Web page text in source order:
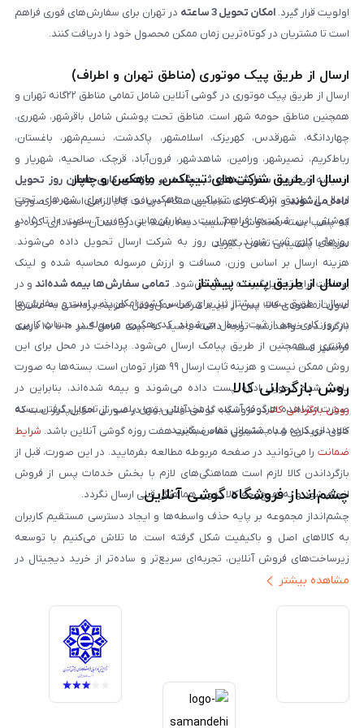
اولویت قرار گیرد. امکان تحویل 3 ساعته
در تهران برای سفارش‌های فوری فراهم
است تا مشتریان در کوتاه‌ترین زمان ممکن محصول خود را دریافت کنند.
ارسال از طریق پیک موتوری (مناطق تهران و اطراف)
ارسال از طریق پیک موتوری در گوشی آنلاین شامل تمامی مناطق ۲۲گانه تهران و
همچنین مناطق حومه شهر است. مناطق تحت پوشش شامل باقرشهر، شهرری،
چهاردانگه، شهرقدس، کهریزک، اسلامشهر، پاکدشت، نسیم‌شهر، باغستان،
رباط‌کریم، نصیرشهر، ورامین، شاهدشهر، فرون‌آباد، قرچک، صالحیه، شهریار و
اندیشه می‌شود. سفارش‌های ثبت‌شده در روزهای کاری همان روز تحویل
داده می‌شوندو ارائه کارت شناسایی هنگام دریافت کالا الزامی است. در صورتی
که پلمپ بسته مخدوش یا آسیب دیده باشد، از دریافت آن خودداری کرده و
سریعاً با پشتیبانی تماس بگیرید.
ارسال از طریق شرکت‌های تیپاکس، ماهکس و چاپار
ارسال از طریق شرکت‌های تیپاکس، ماهکس و چاپار برای شهرهای تحت
پوشش این شرکت‌ها فراهم است. سفارش‌هایی که بین ساعت ۱۰ تا ۱۵ در
روزهای کاری ثبت شوند، همان روز به شرکت ارسال تحویل داده می‌شوند.
هزینه ارسال بر اساس وزن، مسافت و ارزش مرسوله محاسبه شده و لینک
پرداخت برای تحویل‌گیرنده ارسال می‌شود. تمامی سفارش‌ها بیمه شده‌اند و در
صورت مفقودی کالا، پس از تایید شرکت حمل‌ونقل، هزینه پرداختی به مشتری
بازگردانده خواهد شد. توجه داشته باشید که بیمه شامل کسر ۱۰ تا ۱۵ درصد
فرانشیز است.
ارسال از طریق پست پیشتاز
ارسال از طریق پست پیشتاز نیز برای سراسر کشور امکان‌پذیر است و سفارش‌ها
در روز کاری بعد از ثبت، ارسال می‌شوند. کد رهگیری مرسوله در حساب کاربری
مشتری و همچنین از طریق پیامک ارسال می‌شود. پرداخت در محل برای این
روش ممکن نیست و هزینه ثابت ارسال ۹۹ هزار تومان است. بسته‌ها به صورت
پلمپ شده تحویل اداره پست داده می‌شوند و بیمه شده‌اند، بنابراین در
صورت مشاهده هرگونه آسیب یا مخدوش بودن پلمپ، از تحویل گرفتن بسته
خودداری کرده و با پشتیبانی تماس بگیرید.
روش بازگردانی کالا
روش بازگردانی کالادر فروشگاه گوشی آنلاین تنها در صورتی امکان‌پذیر است که
کالای خریداری شده مشمول مفاد ضمانت هفت روزه گوشی آنلاین باشد. شرایط
ضمانت را می‌توانید در صفحه مربوطه مطالعه بفرمایید. در این صورت، قبل از
بازگرداندن کالا لازم است هماهنگی‌های لازم با بخش خدمات پس از فروش
انجام شود و به هیچ‌وجه کالا بدون هماهنگی قبلی ارسال نگردد.
چشم‌انداز فروشگاه گوشی آنلاین
چشم‌انداز مجموعه بر پایه حذف واسطه‌ها و ایجاد دسترسی مستقیم کاربران
به کالاهای اصل و باکیفیت شکل گرفته است. ما تلاش می‌کنیم با توسعه
زیرساخت‌های فروش آنلاین، تجربه‌ای سریع‌تر و ساده‌تر از خرید دیجیتال در
ایران ارائه دهیم. تبدیل‌شدن به مرجعی قابل اعتماد برای خرید کالای دیجیتال،
خدمات و به‌روزرسانی مداوم محصولات، مسیر ما را روشن‌تر می‌کند. ما باور
داریم آینده بازار دیجیتال متعلق به کسب‌وکارهایی است که صداقت و شفافیت
را در اولویت قرار می‌دهند. گوشی آنلاین با تکیه بر تجربه و تخصص، با قدرت به
سمت تحقق این چشم‌انداز حرکت می‌کند.
مشاهده بیشتر